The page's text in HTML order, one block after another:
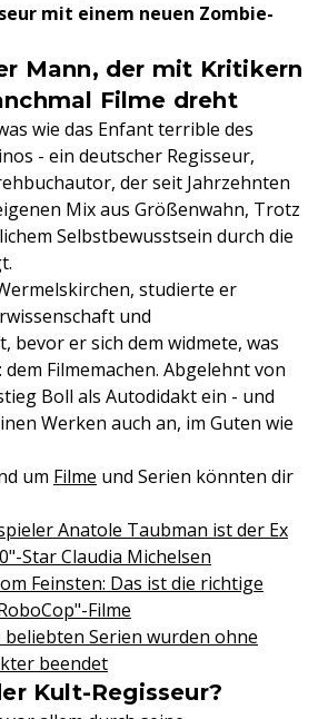
mit einem neuen Zombie-
Mann, der mit Kritikern
Filme dreht
wie das Enfant terrible des
- ein deutscher Regisseur,
der seit Jahrzehnten
Mix aus Größenwahn, Trotz
Selbstbewusstsein durch die
studierte er
und
bevor er sich dem widmete, was
Filmemachen. Abgelehnt von
Boll als Autodidakt ein - und
Werken auch an, im Guten wie
um Filme und Serien könnten dir
Anatole Taubman ist der Ex
Star Claudia Michelsen
Feinsten: Das ist die richtige
Filme
beliebten Serien wurden ohne
beendet
Kult-Regisseur?